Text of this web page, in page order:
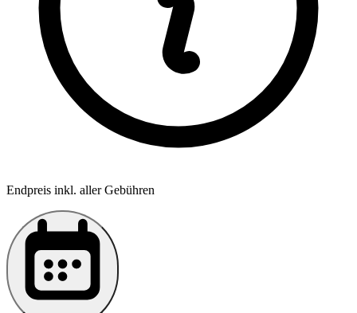
Endpreis inkl. aller Gebühren